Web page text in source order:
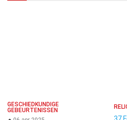
GESCHIEDKUNDIGE
GEBEURTENISSEN